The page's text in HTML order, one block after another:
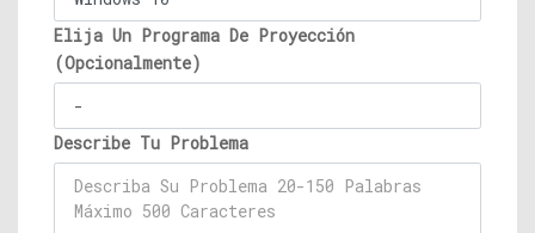
Elija Un Programa De Proyección
(Opcionalmente)
Describe Tu Problema